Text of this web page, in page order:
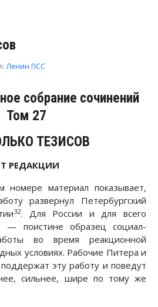
Ленин ПСС
собрание сочинений
Том 27
ТЕЗИСОВ
РЕДАКЦИИ
номере материал показывает,
развернул Петербургский
32. Для России и для всего
— поистине образец социал-
во время реакционной
условиях. Рабочие Питера и
эту работу и поведут
сильнее, шире по тому же